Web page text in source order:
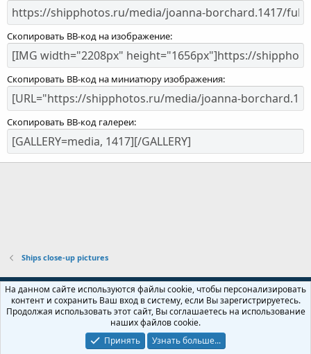
Скопировать BB-код на изображение
Скопировать BB-код на миниатюру изображения
Скопировать BB-код галереи
Ships close-up pictures
Russian (RU)
Обратная связь
Условия и правила
Политика конфиденциальности
Помощь
XenForo.Info
На данном сайте используются файлы cookie, чтобы персонализировать
контент и сохранить Ваш вход в систему, если Вы зарегистрируетесь.
Продолжая использовать этот сайт, Вы соглашаетесь на использование
наших файлов cookie.
Принять
Узнать больше...